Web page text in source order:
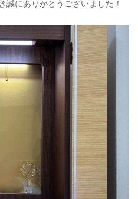
誠にありがとうございました！